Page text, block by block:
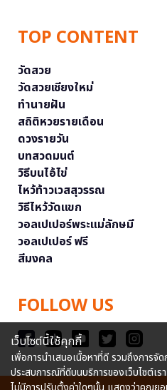
TOP CONTENT
วัดสวย
วัดสวยเชียงใหม่
ทำนายฝัน
สถิติหวยรายเดือน
ดวงรายวัน
บทสวดมนต์
วิธีบนไอ้ไข่
ไหว้ท้าวเวสสุวรรณ
วิธีไหว้วัดแขก
วอลเปเปอร์พระแม่ลักษมี
วอลเปเปอร์ ฟรี
สีมงคล
FOLLOW US
เว็บไซต์นี้ใช้คุกกี้
เพื่อการนำเสนอเนื้อหาที่ดี รวมถึงการ
ประสบการณ์ที่ดีบนบริการของเว็บไซต์เร